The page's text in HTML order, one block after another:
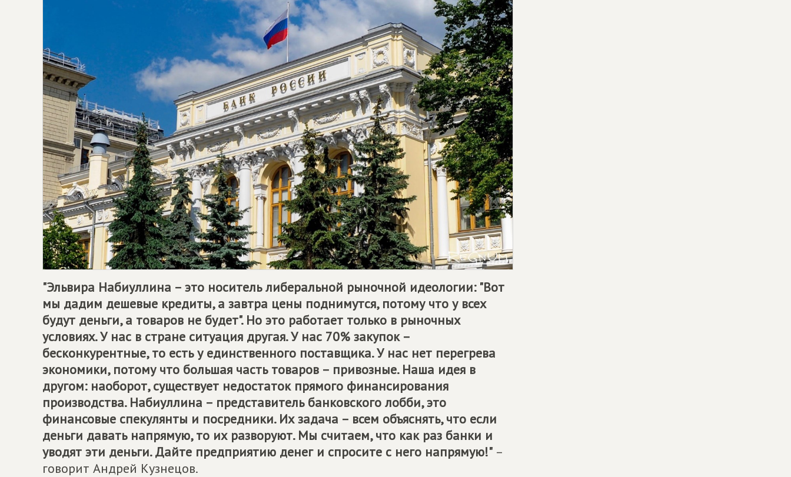
"Эльвира Набиуллина – это носитель либеральной рыночной идеологии: "Вот
мы дадим дешевые кредиты, а завтра цены поднимутся, потому что у всех
будут деньги, а товаров не будет". Но это работает только в рыночных
условиях. У нас в стране ситуация другая. У нас 70% закупок –
бесконкурентные, то есть у единственного поставщика. У нас нет перегрева
экономики, потому что большая часть товаров – привозные. Наша идея в
другом: наоборот, существует недостаток прямого финансирования
производства. Набиуллина – представитель банковского лобби, это
финансовые спекулянты и посредники. Их задача – всем объяснять, что если
деньги давать напрямую, то их разворуют. Мы считаем, что как раз банки и
уводят эти деньги. Дайте предприятию денег и спросите с него напрямую!" –
говорит Андрей Кузнецов.